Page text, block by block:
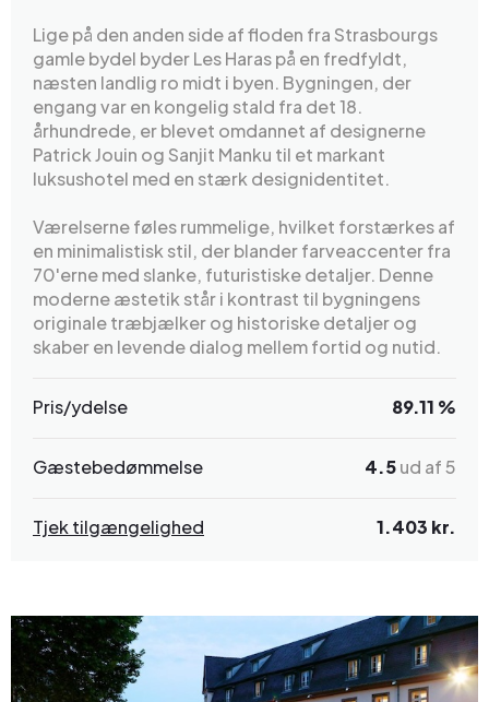
Lige på den anden side af floden fra Strasbourgs
gamle bydel byder Les Haras på en fredfyldt,
næsten landlig ro midt i byen. Bygningen, der
engang var en kongelig stald fra det 18.
århundrede, er blevet omdannet af designerne
Patrick Jouin og Sanjit Manku til et markant
luksushotel med en stærk designidentitet.
Værelserne føles rummelige, hvilket forstærkes af
en minimalistisk stil, der blander farveaccenter fra
70'erne med slanke, futuristiske detaljer. Denne
moderne æstetik står i kontrast til bygningens
originale træbjælker og historiske detaljer og
skaber en levende dialog mellem fortid og nutid.
Pris/ydelse 89.11 %
Gæstebedømmelse 4.5ud af 5
Tjek tilgængelighed 1.403 kr.